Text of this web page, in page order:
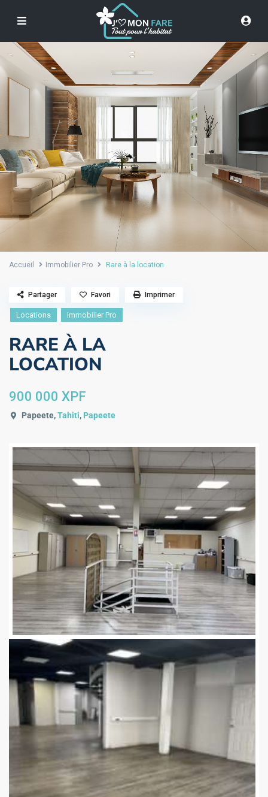
Accueil Immobilier Pro Rare à la location
Locations Immobilier Pro
RARE À LA
LOCATION
900 000 XPF
Papeete,Tahiti, Papeete
Partager Favori Imprimer